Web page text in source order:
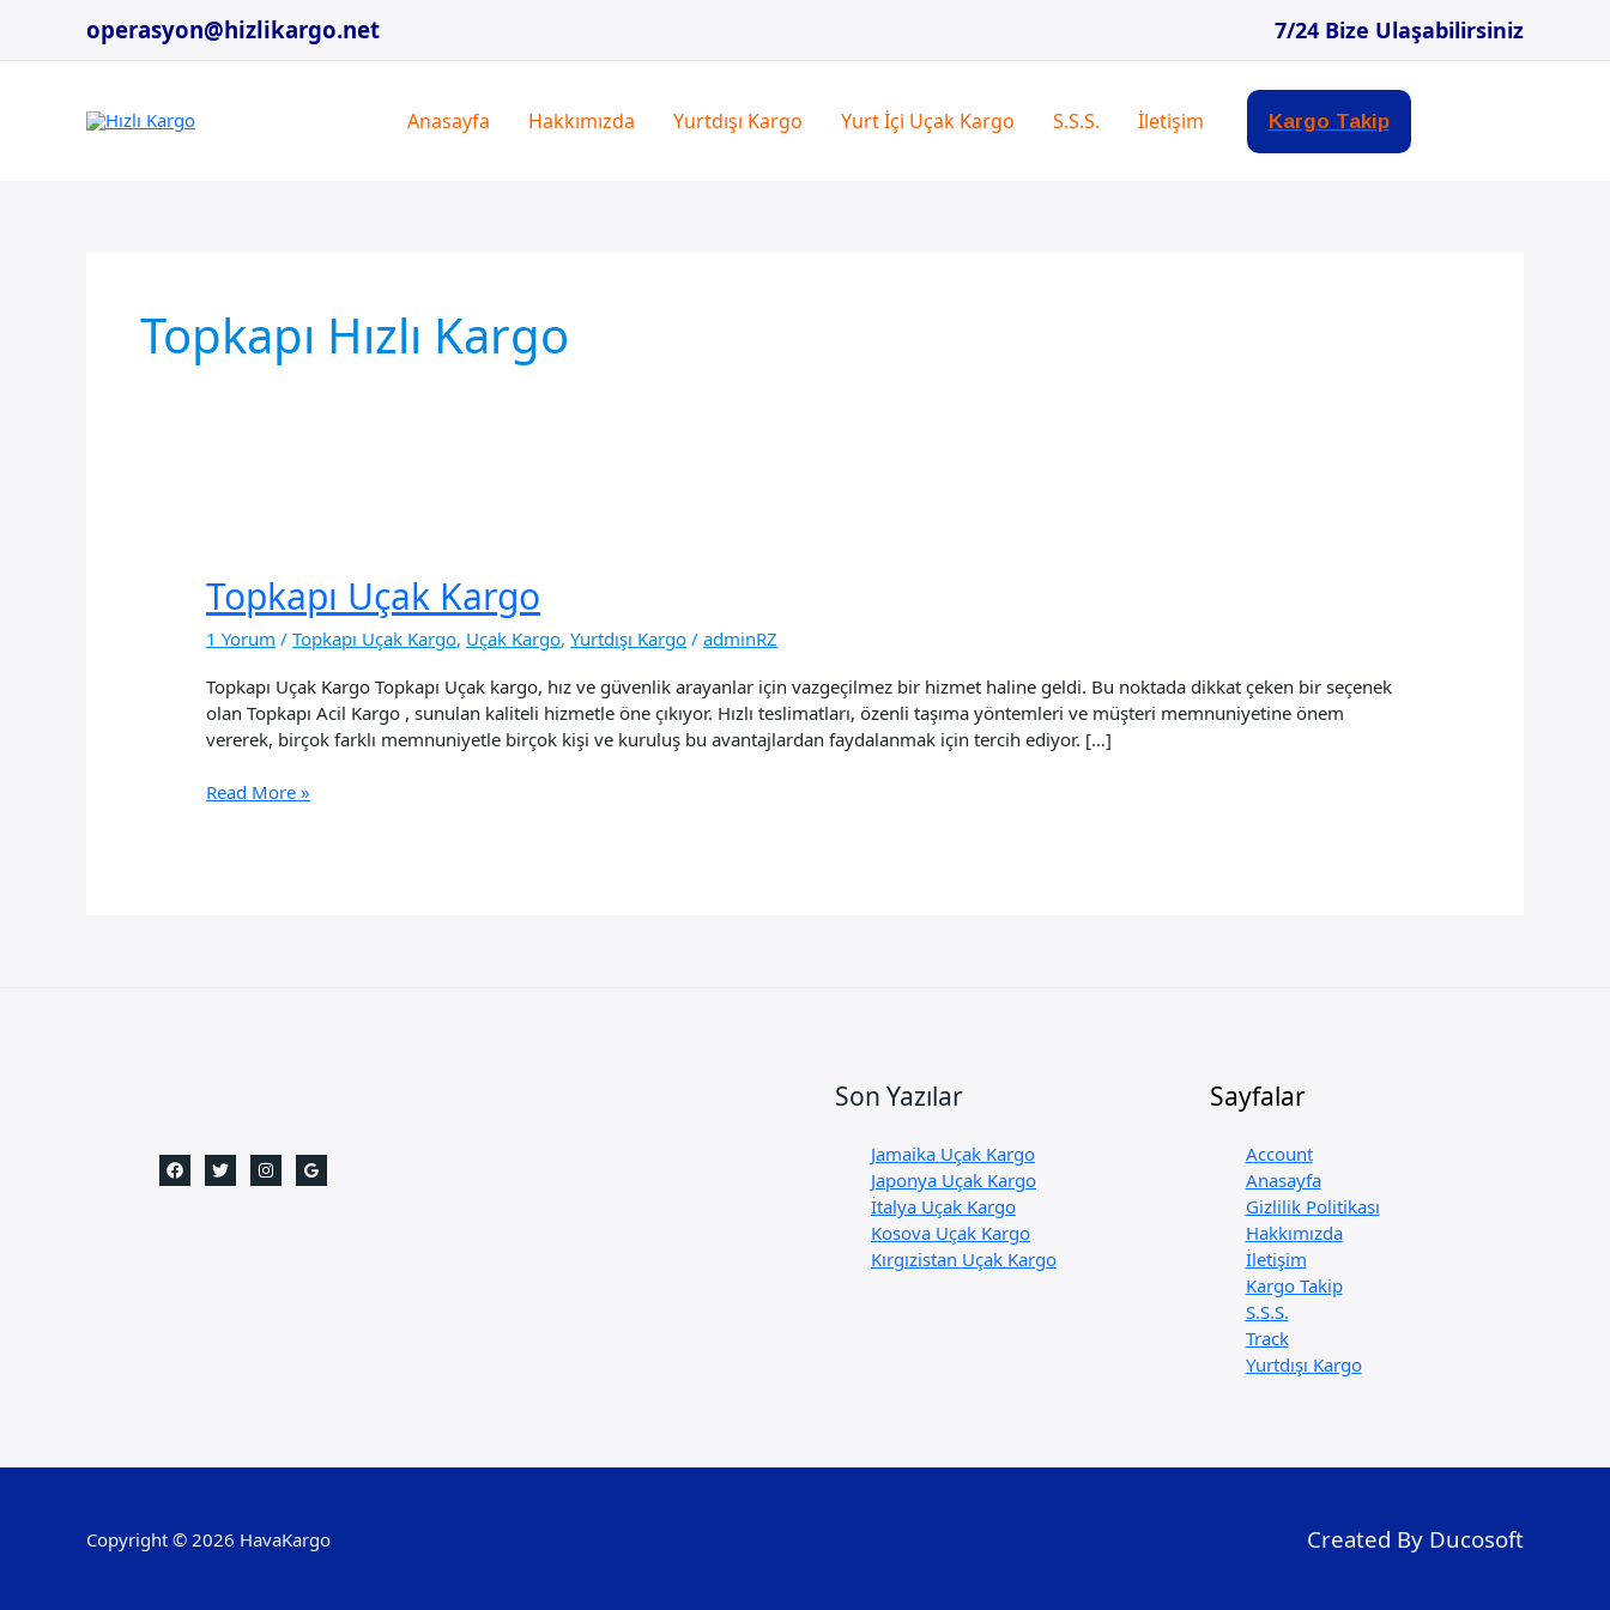
operasyon@hizlikargo.net 7/24 Bize Ulaşabilirsiniz
Anasayfa Hakkımızda Yurtdışı Kargo Yurt İçi Uçak Kargo S.S.S. İletişim Kargo Takip
Topkapı Hızlı Kargo
Topkapı Uçak Kargo
1 Yorum /Topkapı Uçak Kargo, Uçak Kargo,Yurtdışı Kargo /adminRZ
Topkapı Uçak Kargo Topkapı Uçak kargo, hız ve güvenlik arayanlar için vazgeçilmez bir hizmet haline geldi. Bu noktada dikkat çeken bir seçenek
olan Topkapı Acil Kargo , sunulan kaliteli hizmetle öne çıkıyor. Hızlı teslimatları, özenli taşıma yöntemleri ve müşteri memnuniyetine önem
vererek, birçok farklı memnuniyetle birçok kişi ve kuruluş bu avantajlardan faydalanmak için tercih ediyor. […]
Topkapı
Read More »
Son Yazılar
Jamaika Uçak Kargo
Japonya Uçak Kargo
İtalya Uçak Kargo
Kosova Uçak Kargo
Kırgızistan Uçak Kargo
Sayfalar
Account
Anasayfa
Gizlilik Politikası
Hakkımızda
İletişim
Kargo Takip
S.S.S.
Track
Yurtdışı Kargo
Copyright © 2026 HavaKargo Created By Ducosoft